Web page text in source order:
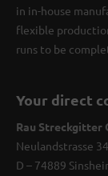
in in-house
flexible
runs to be
Your direct
Rau Streckgitter
Neulandstrasse 34
D – 74889